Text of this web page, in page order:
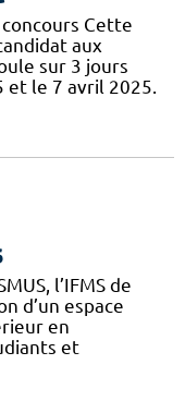
Cette
aux
sur 3 jours
et le 7 avril 2025.
l’IFMS de
d’un espace
en
et